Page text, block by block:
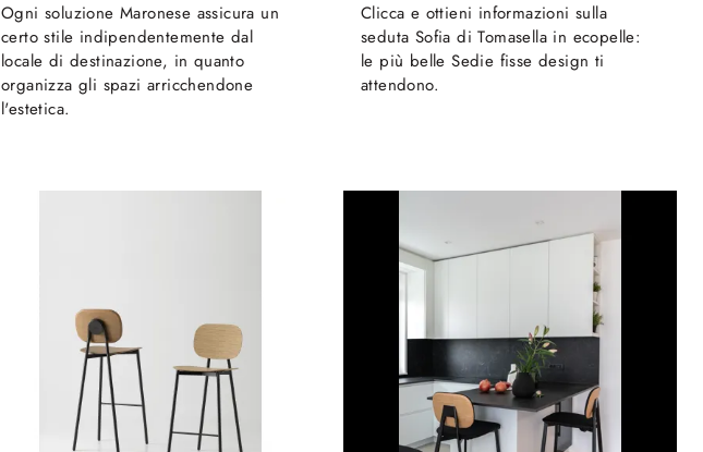
Ogni soluzione Maronese assicura un
certo stile indipendentemente dal
locale di destinazione, in quanto
organizza gli spazi arricchendone
l'estetica.
Clicca e ottieni informazioni sulla
seduta Sofia di Tomasella in ecopelle:
le più belle Sedie fisse design ti
attendono.